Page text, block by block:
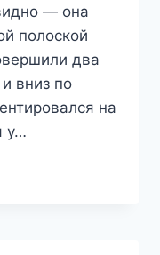
— она
полоской
два
вниз по
на
у…